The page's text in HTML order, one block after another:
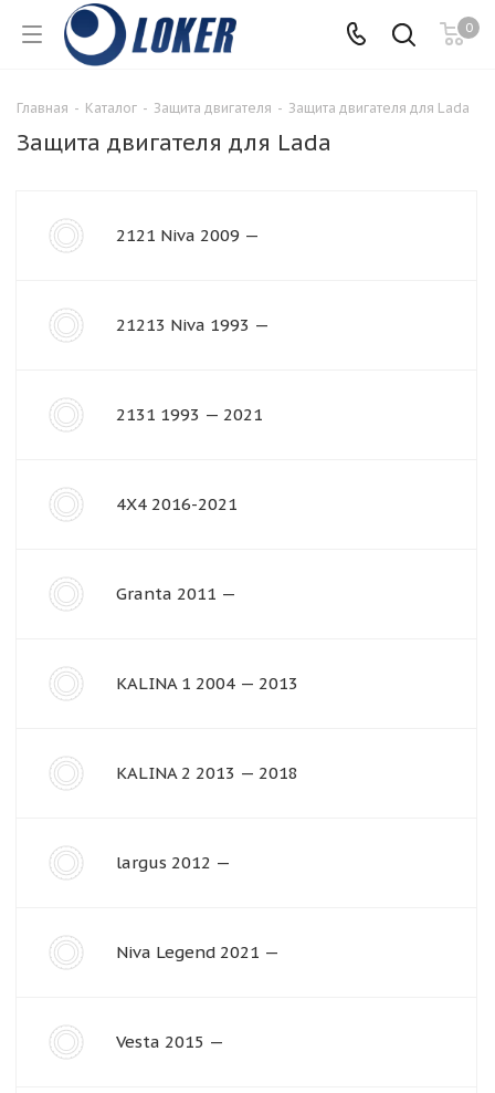
0
Главная - Каталог - Защита двигателя - Защита двигателя для Lada
Защита двигателя для Lada
2121 Niva 2009 —
21213 Niva 1993 —
2131 1993 — 2021
4X4 2016-2021
Granta 2011 —
KALINA 1 2004 — 2013
KALINA 2 2013 — 2018
largus 2012 —
Niva Legend 2021 —
Vesta 2015 —